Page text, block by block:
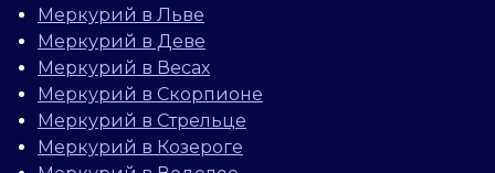
Меркурий в Льве
Меркурий в Деве
Меркурий в Весах
Меркурий в Скорпионе
Меркурий в Стрельце
Меркурий в Козероге